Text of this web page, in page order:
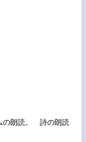
の朗読。 詩の朗読